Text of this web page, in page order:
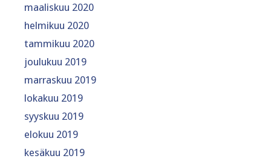
maaliskuu 2020
helmikuu 2020
tammikuu 2020
joulukuu 2019
marraskuu 2019
lokakuu 2019
syyskuu 2019
elokuu 2019
kesäkuu 2019